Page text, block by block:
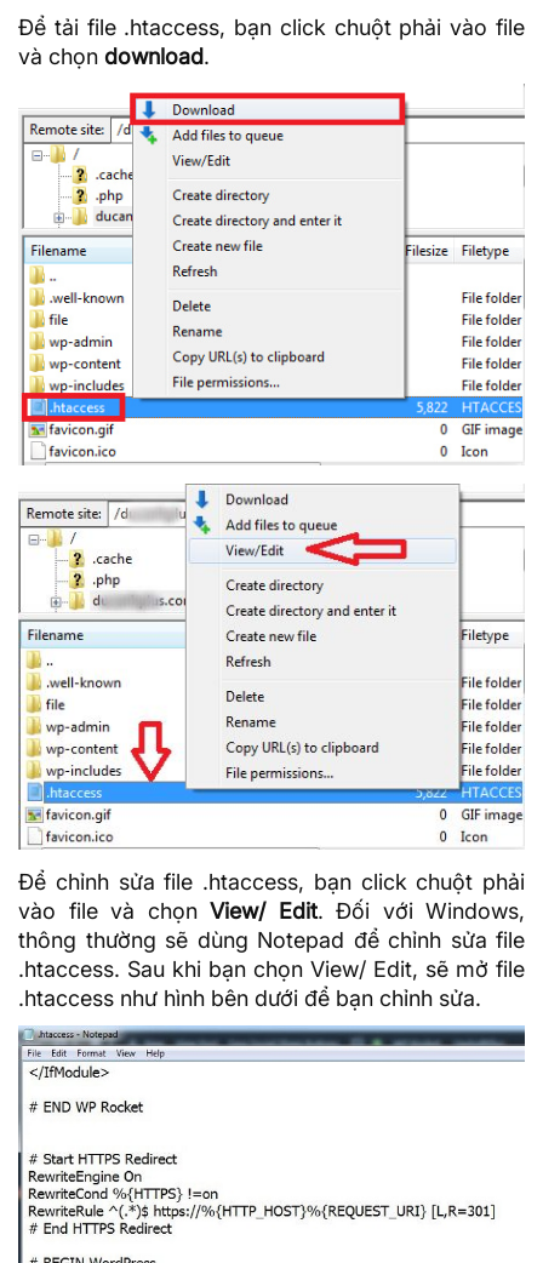
Để tải file .htaccess, bạn click chuột phải vào file
và chọn download.
Để chỉnh sửa file .htaccess, bạn click chuột phải
vào file và chọn View/ Edit. Đối với Windows,
thông thường sẽ dùng Notepad để chỉnh sửa file
.htaccess. Sau khi bạn chọn View/ Edit, sẽ mở file
.htaccess như hình bên dưới để bạn chỉnh sửa.